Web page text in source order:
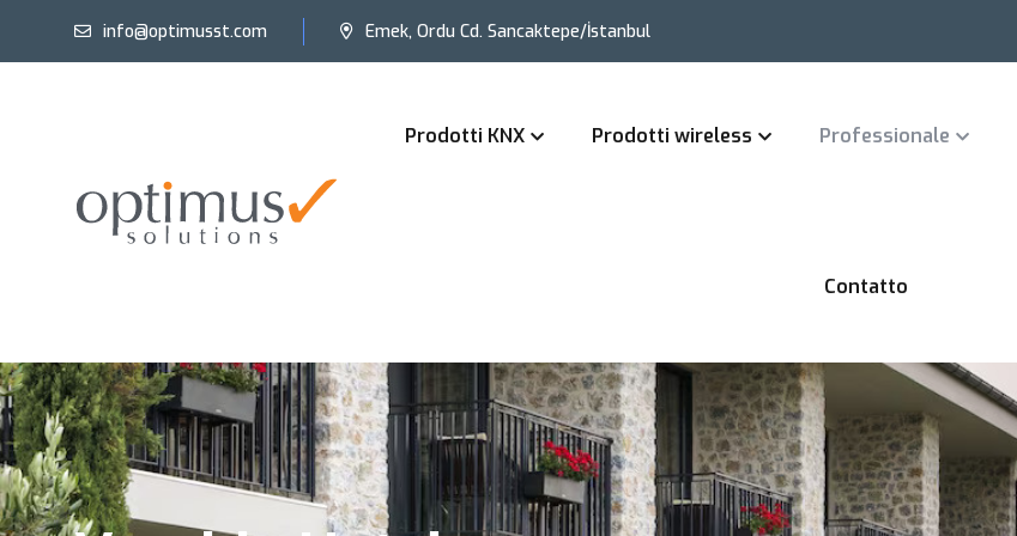
info@optimusst.com Emek, Ordu Cd. Sancaktepe/İstanbul
Prodotti KNX Prodotti wireless Professionale
Contatto